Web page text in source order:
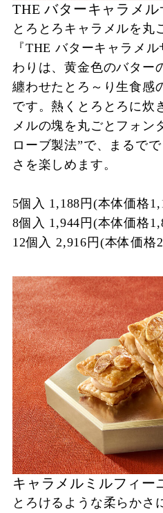
THE バターキャラメル
とろとろキャラメルを丸
『THE バターキャラメ
わりは、黄金色のバター
纏わせたとろ～り生食感
です。熱くとろとろに炊
メルの塊を丸ごとフォン
ローブ製法”で、まるで
さを楽しめます。
5個入 1,188円(本体価格
8個入 1,944円(本体価格
12個入 2,916円(本体価格
キャラメルミルフィー
とろけるような柔らかさ